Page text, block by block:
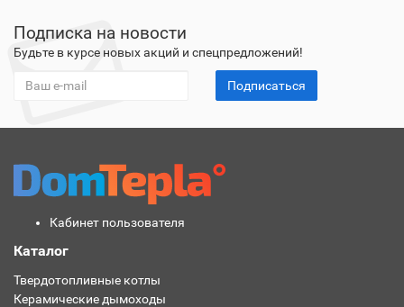
Подписка на новости
Будьте в курсе новых акций и спецпредложений!
Подписаться
Кабинет пользователя
Каталог
Твердотопливные котлы
Керамические дымоходы